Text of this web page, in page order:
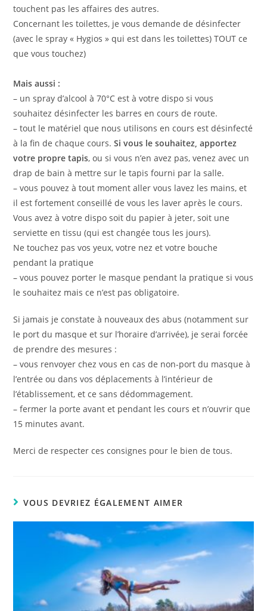
touchent pas les affaires des autres.
Concernant les toilettes, je vous demande de désinfecter
(avec le spray « Hygios » qui est dans les toilettes) TOUT ce
que vous touchez)
Mais aussi :
– un spray d’alcool à 70°C est à votre dispo si vous
souhaitez désinfecter les barres en cours de route.
– tout le matériel que nous utilisons en cours est désinfecté
à la fin de chaque cours.Si vous le souhaitez, apportez
votre propre tapis, ou si vous n’en avez pas, venez avec un
drap de bain à mettre sur le tapis fourni par la salle.
– vous pouvez à tout moment aller vous lavez les mains, et
il est fortement conseillé de vous les laver après le cours.
Vous avez à votre dispo soit du papier à jeter, soit une
serviette en tissu (qui est changée tous les jours).
Ne touchez pas vos yeux, votre nez et votre bouche
pendant la pratique
– vous pouvez porter le masque pendant la pratique si vous
le souhaitez mais ce n’est pas obligatoire.
Si jamais je constate à nouveaux des abus (notamment sur
le port du masque et sur l’horaire d’arrivée), je serai forcée
de prendre des mesures :
– vous renvoyer chez vous en cas de non-port du masque à
l’entrée ou dans vos déplacements à l’intérieur de
l’établissement, et ce sans dédommagement.
– fermer la porte avant et pendant les cours et n’ouvrir que
15 minutes avant.
Merci de respecter ces consignes pour le bien de tous.
VOUS DEVRIEZ ÉGALEMENT AIMER